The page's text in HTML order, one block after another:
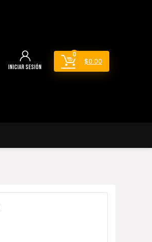
Iniciar sesión
0
$0.00